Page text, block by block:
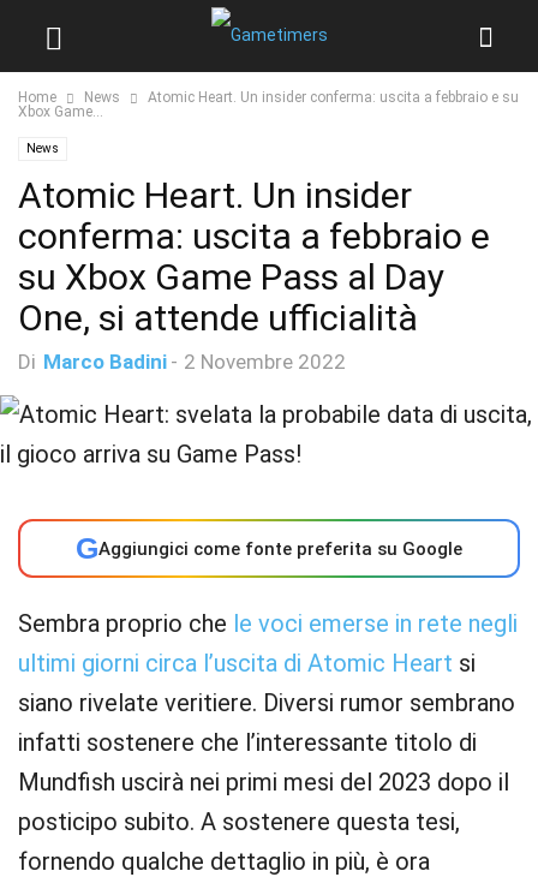
Home News
Atomic Heart. Un insider conferma: uscita a febbraio e su
Xbox Game...
News
Atomic Heart. Un insider
conferma: uscita a febbraio e
su Xbox Game Pass al Day
One, si attende ufficialità
Di Marco Badini - 2 Novembre 2022
GAggiungici come fonte preferita su Google
Sembra proprio che le voci emerse in rete negli
ultimi giorni circa l’uscita di Atomic Heart si
siano rivelate veritiere. Diversi rumor sembrano
infatti sostenere che l’interessante titolo di
Mundfish uscirà nei primi mesi del 2023 dopo il
posticipo subito. A sostenere questa tesi,
fornendo qualche dettaglio in più, è ora